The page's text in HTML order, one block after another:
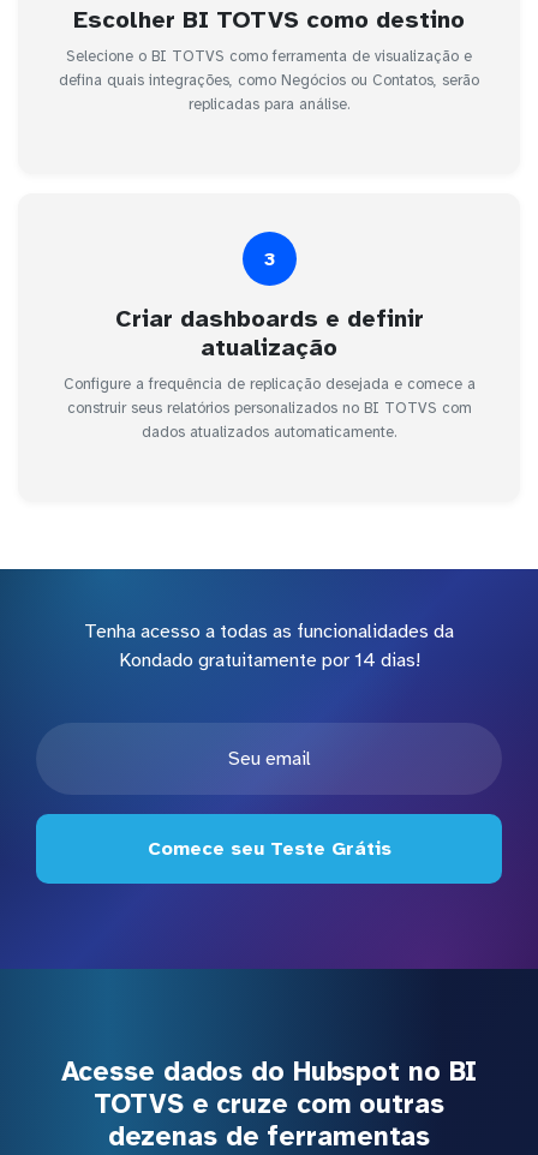
Escolher BI TOTVS como destino
Selecione o BI TOTVS como ferramenta de visualização e
defina quais integrações, como Negócios ou Contatos, serão
replicadas para análise.
3
Criar dashboards e definir
atualização
Configure a frequência de replicação desejada e comece a
construir seus relatórios personalizados no BI TOTVS com
dados atualizados automaticamente.
Tenha acesso a todas as funcionalidades da
Kondado gratuitamente por 14 dias!
Comece seu Teste Grátis
Acesse dados do Hubspot no BI
TOTVS e cruze com outras
dezenas de ferramentas